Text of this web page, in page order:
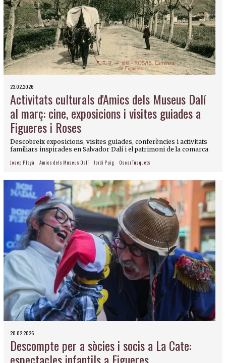
23.02.2026
Activitats culturals d'Amics dels Museus Dalí
al març: cine, exposicions i visites guiades a
Figueres i Roses
Descobreix exposicions, visites guiades, conferències i activitats
familiars inspirades en Salvador Dalí i el patrimoni de la comarca
Josep Playà Amics dels Museus Dalí Jordi Puig Oscar Tusquets
20.02.2026
Descompte per a sòcies i socis a La Cate: